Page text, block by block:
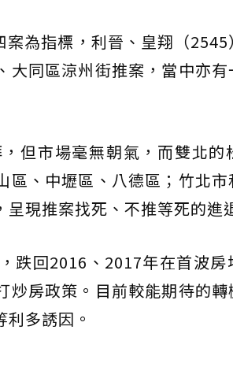
為指標，利晉、皇翔（
同區涼州街推案，當中亦
但市場毫無朝氣，而雙北的
、中壢區、八德區；竹北
現推案找死、不推等死的進
跌回2016、2017年在首波房
房政策。目前較能期待的
多誘因。